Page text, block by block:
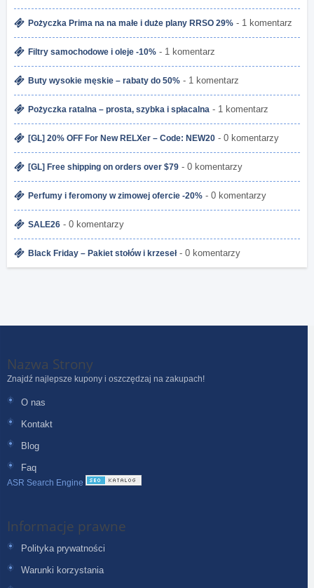
Pożyczka Prima na na małe i duże plany RRSO 29% - 1 komentarz
Filtry samochodowe i oleje -10% - 1 komentarz
Buty wysokie męskie – rabaty do 50% - 1 komentarz
Pożyczka ratalna – prosta, szybka i spłacalna - 1 komentarz
[GL] 20% OFF For New RELXer – Code: NEW20 - 0 komentarzy
[GL] Free shipping on orders over $79 - 0 komentarzy
Perfumy i feromony w zimowej ofercie -20% - 0 komentarzy
SALE26 - 0 komentarzy
Black Friday – Pakiet stołów i krzeseł- 0 komentarzy
Nazwa Strony
Znajdź najlepsze kupony i oszczędzaj na zakupach!
O nas
Kontakt
Blog
Faq
ASR Search Engine
Informacje prawne
Polityka prywatności
Warunki korzystania